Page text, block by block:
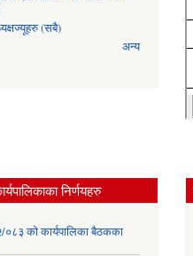
(सबै)
अन्य
निर्णयहरु
को कार्यपालिका बैठकका